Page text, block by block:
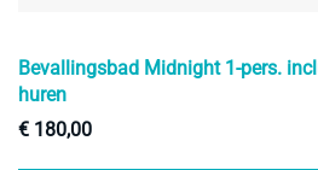
Bevallingsbad Midnight 1-pers.
huren
€ 180,00